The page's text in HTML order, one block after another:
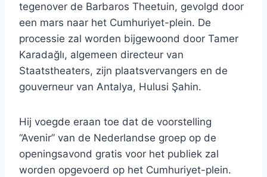
tegenover de Barbaros Theetuin, gevolgd door
een mars naar het Cumhuriyet-plein. De
processie zal worden bijgewoond door Tamer
Karadağlı, algemeen directeur van
Staatstheaters, zijn plaatsvervangers en de
gouverneur van Antalya, Hulusi Şahin.
Hij voegde eraan toe dat de voorstelling
“Avenir” van de Nederlandse groep op de
openingsavond gratis voor het publiek zal
worden opgevoerd op het Cumhuriyet-plein.